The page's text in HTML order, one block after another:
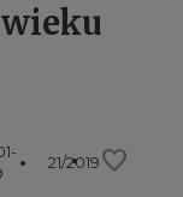
21/2019 favorite